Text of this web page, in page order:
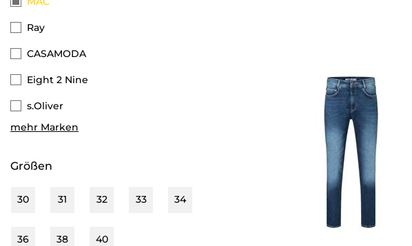
Ray
CASAMODA
Eight 2 Nine
s.Oliver
Street One Men
Tom Tailor
mehr Marken
Größen
30 31 32 33 34
36 38 40